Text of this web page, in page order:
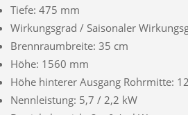
Tiefe: 475 mm
Wirkungsgrad / Saisonaler
Brennraumbreite: 35 cm
Höhe: 1560 mm
Höhe hinterer Ausgang Rohrmitte:
Nennleistung: 5,7 / 2,2 kW